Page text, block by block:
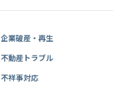
企業破産・再生
不動産トラブル
不祥事対応